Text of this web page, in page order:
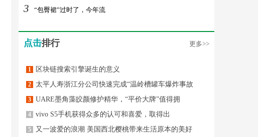
3 “包臀裙”过时了，今年流
点击排行 更多>>
1 区块链搜索引擎诞生的意义
2 太平人寿浙江分公司快速完成“温岭槽罐车爆炸事故
3 UARE墨角藻皎颜修护精华，“平价大牌”值得拥
4 vivo S5手机获得众多的认可和喜爱，取得出
5 又一波爱的浪潮 美国西北樱桃带来生活原本的美好